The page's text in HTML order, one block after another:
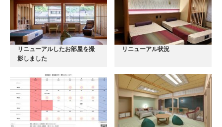
リニューアルしたお部屋を撮
影しました
リニューアル状況